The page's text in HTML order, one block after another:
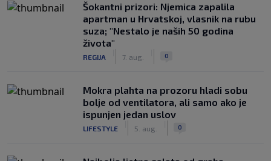
Šokantni prizori: Njemica zapalila
apartman u Hrvatskoj, vlasnik na rubu
suza; "Nestalo je naših 50 godina
života"
REGIJA 7. aug. 0
Mokra plahta na prozoru hladi sobu
bolje od ventilatora, ali samo ako je
ispunjen jedan uslov
LIFESTYLE 5. aug. 0